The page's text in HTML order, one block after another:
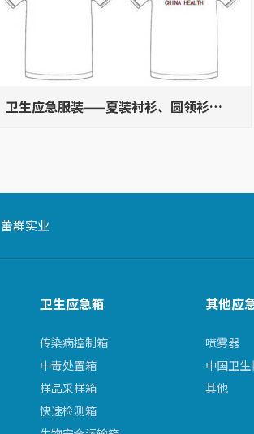
卫生应急服装——夏装衬衫、圆领衫、
蕾群实业
卫生应急箱
传染病控制箱
中毒处置箱
样品采样箱
快速检测箱
其他应
喷雾器
中国卫
其他